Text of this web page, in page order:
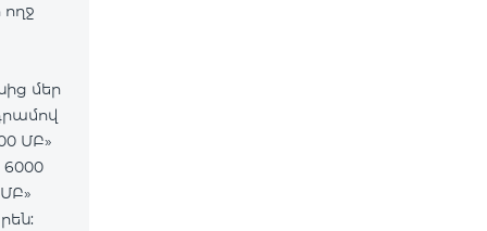
ողջ
մեր
ՄԲ»